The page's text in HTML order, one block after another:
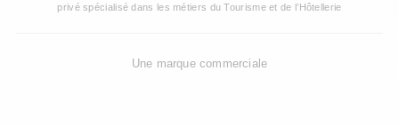
privé spécialisé dans les métiers du Tourisme et de l’Hôtellerie
Une marque commerciale